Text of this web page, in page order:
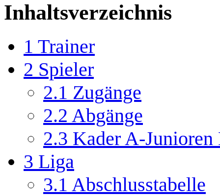
Inhaltsverzeichnis
1 Trainer
2 Spieler
2.1 Zugänge
2.2 Abgänge
2.3 Kader A-
3 Liga
3.1 Abschlusstabelle